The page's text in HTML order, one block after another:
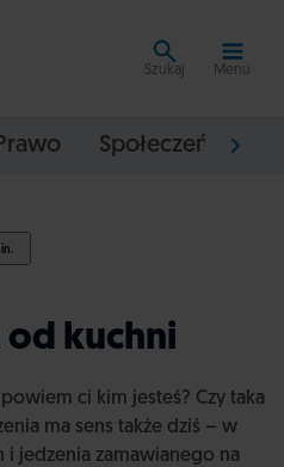
Szukaj Menu
Społeczeństwo
kuchni
ci kim jesteś? Czy taka
ma sens także dziś – w
jedzenia zamawianego na